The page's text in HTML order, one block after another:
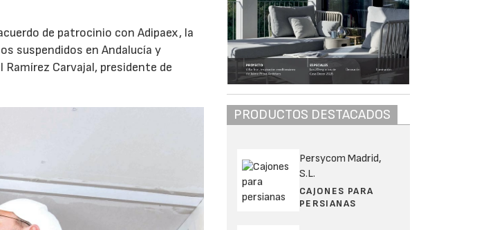
de patrocinio con Adipaex, la
suspendidos en Andalucía y
Carvajal, presidente de
PRODUCTOS DESTACADOS
Persycom Madrid,
S.L.
CAJONES PARA
PERSIANAS